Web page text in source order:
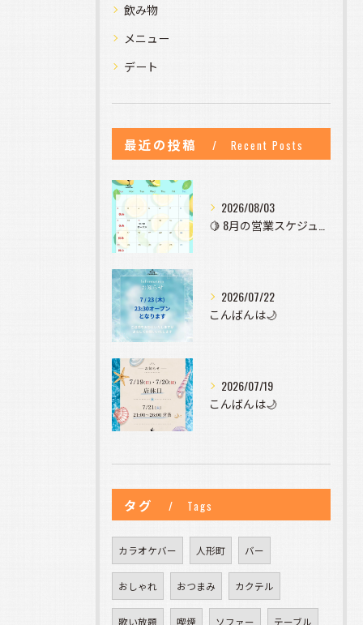
飲み物
メニュー
デート
最近の投稿 Recent Posts
2026/08/03
2026/07/22
こんばんは🌙
2026/07/19
こんばんは🌙
タグ Tags
カラオケバー 人形町 バー
おしゃれ おつまみ カクテル
歌い放題 喫煙 ソファー テーブル